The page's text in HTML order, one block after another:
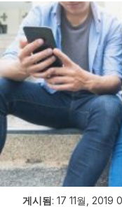
게시됨: 17 11월, 2019